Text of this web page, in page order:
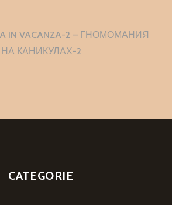
IN VACANZA-2 – ГНОМОМАНИЯ
НА КАНИКУЛАХ-2
CATEGORIE